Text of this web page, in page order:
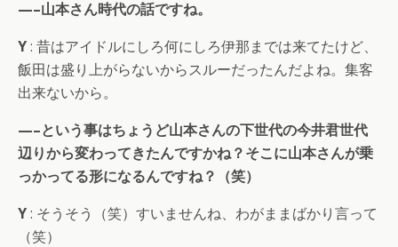
—–山本さん時代の話ですね。
Y: 昔はアイドルにしろ何にしろ伊那までは来てたけど、
飯田は盛り上がらないからスルーだったんだよね。集客
出来ないから。
—–という事はちょうど山本さんの下世代の今井君世代
辺りから変わってきたんですかね？そこに山本さんが乗
っかってる形になるんですね？（笑）
Y: そうそう（笑）すいませんね、わがままばかり言って
（笑）